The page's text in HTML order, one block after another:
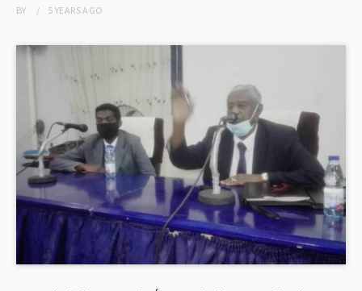
BY 5 YEARSAGO